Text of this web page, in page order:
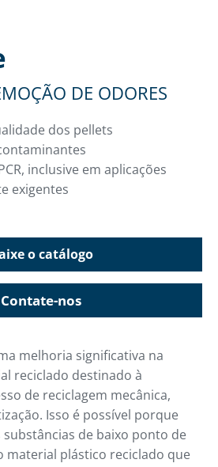
DE ODORES
dos pellets
inclusive em aplicações
exigentes
o catálogo
Contate-nos
melhoria significativa na
reciclado destinado à
de reciclagem mecânica,
Isso é possível porque
substâncias de baixo ponto de
material plástico reciclado que